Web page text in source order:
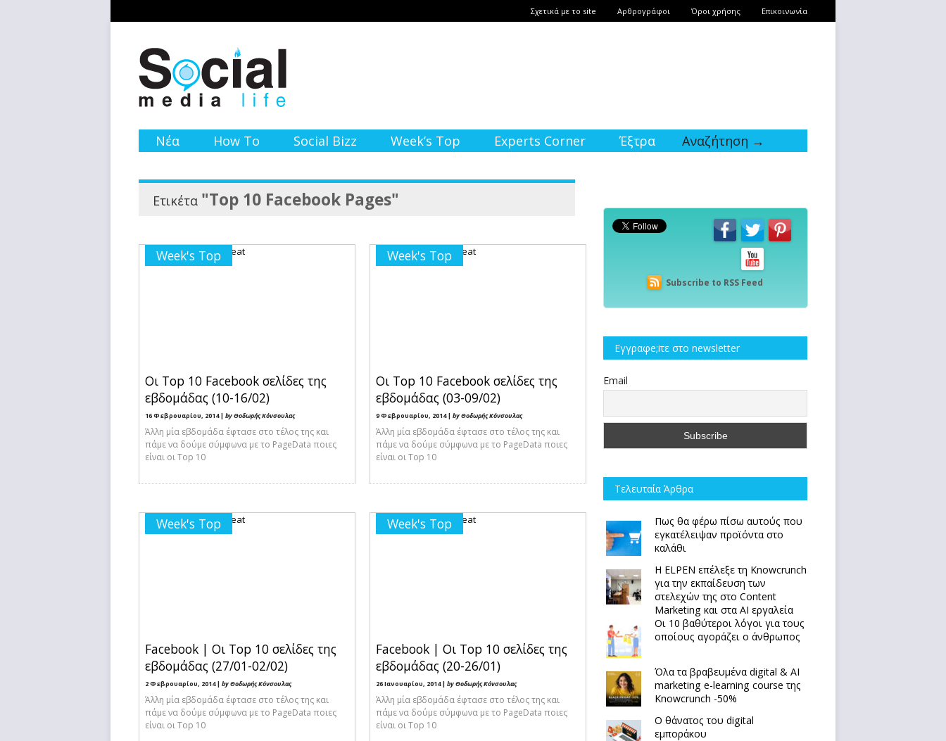
Σχετικά με το site Αρθρογράφοι Όροι χρήσης Επικοινωνία
Νέα How To Social Bizz Week’s Top Experts Corner Έξτρα Αναζήτηση →
Ετικέτα "Top 10 Facebook Pages"
Week's Top
Οι Top 10 Facebook σελίδες της
εβδομάδας (10-16/02)
16 Φεβρουαρίου, 2014 | by Θοδωρής Κόνσουλας
Άλλη μία εβδομάδα έφτασε στο τέλος της και
πάμε να δούμε σύμφωνα με το PageData ποιες
είναι οι Top 10
Week's Top
Οι Top 10 Facebook σελίδες της
εβδομάδας (03-09/02)
9 Φεβρουαρίου, 2014 | by Θοδωρής Κόνσουλας
Άλλη μία εβδομάδα έφτασε στο τέλος της και
πάμε να δούμε σύμφωνα με το PageData ποιες
είναι οι Top 10
Week's Top
Facebook | Οι Top 10 σελίδες της
εβδομάδας (27/01-02/02)
2 Φεβρουαρίου, 2014 | by Θοδωρής Κόνσουλας
Άλλη μία εβδομάδα έφτασε στο τέλος της και
πάμε να δούμε σύμφωνα με το PageData ποιες
είναι οι Top 10
Week's Top
Facebook | Οι Top 10 σελίδες της
εβδομάδας (20-26/01)
26 Ιανουαρίου, 2014 | by Θοδωρής Κόνσουλας
Άλλη μία εβδομάδα έφτασε στο τέλος της και
πάμε να δούμε σύμφωνα με το PageData ποιες
είναι οι Top 10
Subscribe to RSS Feed
Εγγραφe;iτε στο newsletter
Email
Τελευταία Άρθρα
Πως θα φέρω πίσω αυτούς που
εγκατέλειψαν προϊόντα στο
καλάθι
Η ELPEN επέλεξε τη Knowcrunch
για την εκπαίδευση των
στελεχών της στο Content
Marketing και στα AI εργαλεία
Οι 10 βαθύτεροι λόγοι για τους
οποίους αγοράζει ο άνθρωπος
Όλα τα βραβευμένα digital & AI
marketing e-learning course της
Knowcrunch -50%
Ο θάνατος του digital
εμποράκου